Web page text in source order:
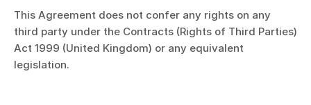
This Agreement does not confer any rights on any
third party under the Contracts (Rights of Third Parties)
Act 1999 (United Kingdom) or any equivalent
legislation.